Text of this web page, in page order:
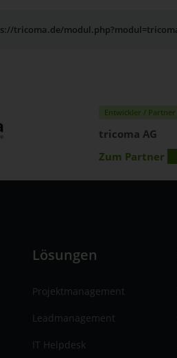
tricoma.de/
Entwickler / Partner
tricoma AG
Zum Partner
Lösungen
Projektmanagement
Leadmanagement
IT Helpdesk